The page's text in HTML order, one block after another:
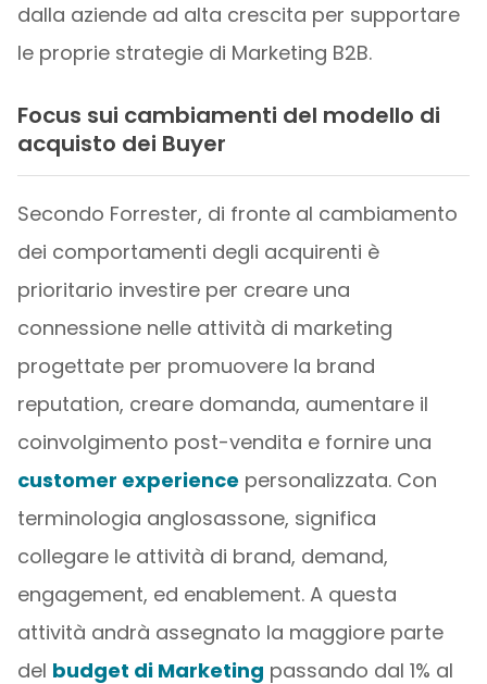
dalla aziende ad alta crescita per supportare
le proprie strategie di Marketing B2B.
Focus sui cambiamenti del modello di
acquisto dei Buyer
Secondo Forrester, di fronte al cambiamento
dei comportamenti degli acquirenti è
prioritario investire per creare una
connessione nelle attività di marketing
progettate per promuovere la brand
reputation, creare domanda, aumentare il
coinvolgimento post-vendita e fornire una
customer experience personalizzata. Con
terminologia anglosassone, significa
collegare le attività di brand, demand,
engagement, ed enablement. A questa
attività andrà assegnato la maggiore parte
del budget di Marketing passando dal 1% al